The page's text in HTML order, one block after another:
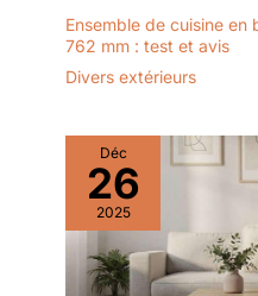
Ensemble de cuisine en
762 mm : test et avis
Divers extérieurs
Déc
26
2025